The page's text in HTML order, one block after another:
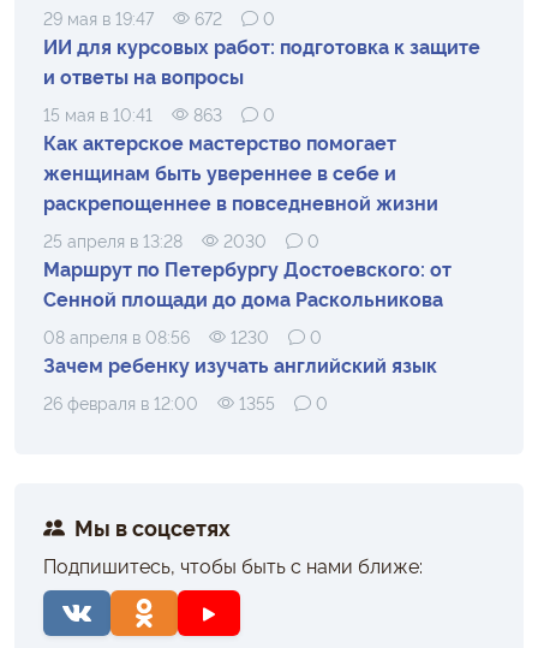
29 мая в 19:47 672 0
ИИ для курсовых работ: подготовка к защите
и ответы на вопросы
15 мая в 10:41 863 0
Как актерское мастерство помогает
женщинам быть увереннее в себе и
раскрепощеннее в повседневной жизни
25 апреля в 13:28 2030 0
Маршрут по Петербургу Достоевского: от
Сенной площади до дома Раскольникова
08 апреля в 08:56 1230 0
Зачем ребенку изучать английский язык
26 февраля в 12:00 1355 0
Мы в соцсетях
Подпишитесь, чтобы быть с нами ближе: